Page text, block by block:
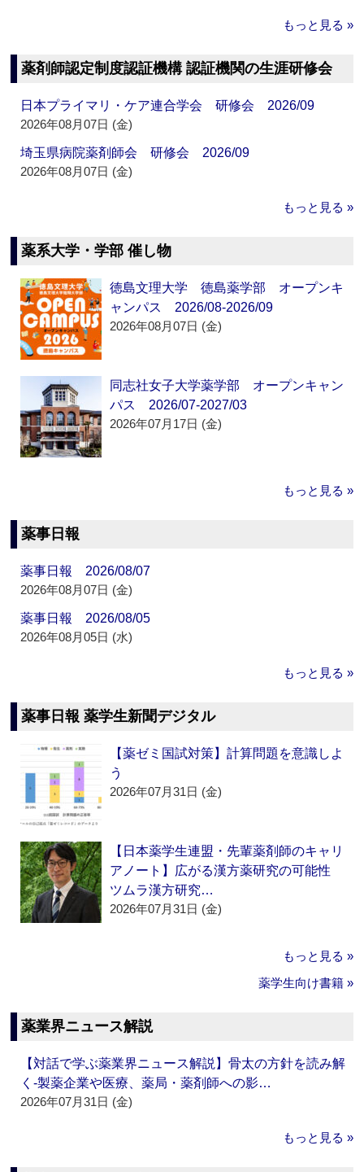
もっと見る »
薬剤師認定制度認証機構 認証機関の生涯研修会
日本プライマリ・ケア連合学会 研修会 2026/09
2026年08月07日 (金)
埼玉県病院薬剤師会 研修会 2026/09
2026年08月07日 (金)
もっと見る »
薬系大学・学部 催し物
徳島文理大学 徳島薬学部 オープンキ
ャンパス 2026/08-2026/09
2026年08月07日 (金)
同志社女子大学薬学部 オープンキャン
パス 2026/07-2027/03
2026年07月17日 (金)
もっと見る »
薬事日報
薬事日報 2026/08/07
2026年08月07日 (金)
薬事日報 2026/08/05
2026年08月05日 (水)
もっと見る »
薬事日報 薬学生新聞デジタル
【薬ゼミ国試対策】計算問題を意識しよ
う
2026年07月31日 (金)
【日本薬学生連盟・先輩薬剤師のキャリ
アノート】広がる漢方薬研究の可能性
ツムラ漢方研究…
2026年07月31日 (金)
もっと見る »
薬学生向け書籍 »
薬業界ニュース解説
【対話で学ぶ薬業界ニュース解説】骨太の方針を読み解
く‐製薬企業や医療、薬局・薬剤師への影…
2026年07月31日 (金)
もっと見る »